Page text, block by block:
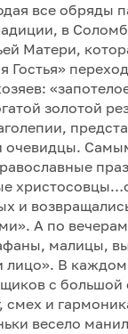
все обряды
в
Матери,
Гостья»
золотой
очевидцы.
и
А по
малицы,
лицо». В
с большой
и
весело